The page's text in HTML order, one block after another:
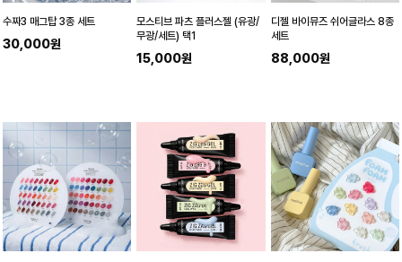
수짜3 매그탑 3종 세트
30,000원
모스티브 파츠 플러스젤 (유광/
무광/세트) 택1
15,000원
디젤 바이뮤즈 쉬어글라스 8종
세트
88,000원